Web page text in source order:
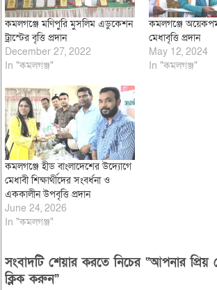
কমলগঞ্জে মণিপুরি মুসলিম এডুকেশন
ট্রাস্টের বৃত্তি প্রদান
December 27, 2022
In "কমলগঞ্জ"
কমলগঞ্জে
মেধাবৃত্তি প্রদান
May 12, 2024
In "কমলগঞ্জ"
কমলগঞ্জে হীড বাংলাদেশের উদ্যোগে
মেধাবী শিক্ষার্থীদের সংবর্ধনা ও
এককালীন উপবৃত্তি প্রদান
June 24, 2026
In "কমলগঞ্জ"
সংবাদটি শেয়ার করতে নিচের “আপনার প্রিয়
ক্লিক করুন”